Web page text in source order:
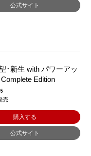
公式サイト
･新生 with パワーアッ
Edition
売
購入する
公式サイト